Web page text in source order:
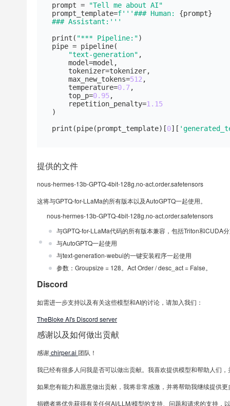
prompt =
"Tell me about AI"
prompt_template=f'''### Human: {prompt}
### Assistant:'''
print ( "*** Pipeline:")
pipe = pipeline(
"text-generation" ,
    max_new_tokens=
512 ,
    temperature=
0.7,
    top_p=
0.95,
    repetition_penalty=
1.15
)
print (pipe(prompt_template)[0][
提供的文件
nous-hermes-13b-GPTQ-4bit-128g.no-act.order.safetensors
这将与GPTQ-for-LLaMa的所有版本以及AutoGPTQ一起使用。
nous-hermes-13b-GPTQ-4bit-128g.no-act.order.safetensors
与GPTQ-for-LLaMa代码的所有版本兼容，包括Triton和CUDA
与AutoGPTQ一起使用
与text-generation-webui的一键安装程序一起使用
参数：Groupsize = 128。Act Order / desc_act = False。
Discord
如需进一步支持以及有关这些模型和AI的讨论，请加入我们：
TheBloke AI's Discord server
感谢以及如何做出贡献
感谢chirper.ai 团队！
我已经有很多人问我是否可以做出贡献。我喜欢提供模型和帮助人们
如果您有能力和愿意做出贡献，我将非常感激，并将帮助我继续提供更
捐赠者将优先获得有关任何AI/LLM/模型的支持、问题和请求的支持，